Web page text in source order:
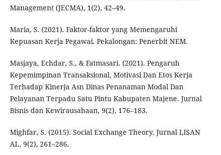
Management (JECMA), 1(2), 42–49.
Maria, S. (2021). Faktor-faktor yang Memengaruhi
Kepuasan Kerja Pegawai. Pekalongan: Penerbit NEM.
Masjaya, Echdar, S., & Fatmasari. (2021). Pengaruh
Kepemimpinan Transaksional, Motivasi Dan Etos Kerja
Terhadap Kinerja Asn Dinas Penanaman Modal Dan
Pelayanan Terpadu Satu Pintu Kabupaten Majene. Jurnal
Bisnis dan Kewirausahaan, 9(2), 176–183.
Mighfar, S. (2015). Social Exchange Theory. Jurnal LISAN
AL, 9(2), 261–286.